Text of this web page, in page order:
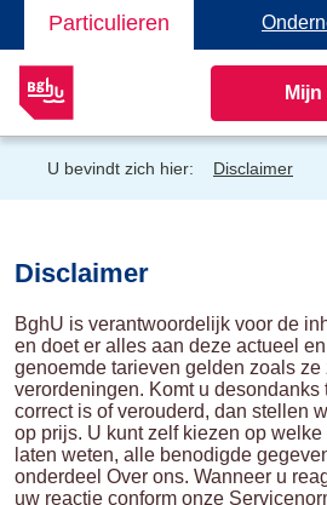
Particulieren
U bevindt zich hier: Disclaimer
Disclaimer
BghU is verantwoordelijk voor de
en doet er alles aan deze actueel
genoemde tarieven gelden zoals
verordeningen. Komt u desondanks
correct is of verouderd, dan stellen
op prijs. U kunt zelf kiezen op
laten weten, alle benodigde
onderdeel Over ons. Wanneer u
uw reactie conform onze